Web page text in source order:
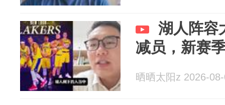
湖人阵容
减员，新赛
晒晒太阳z 2026-